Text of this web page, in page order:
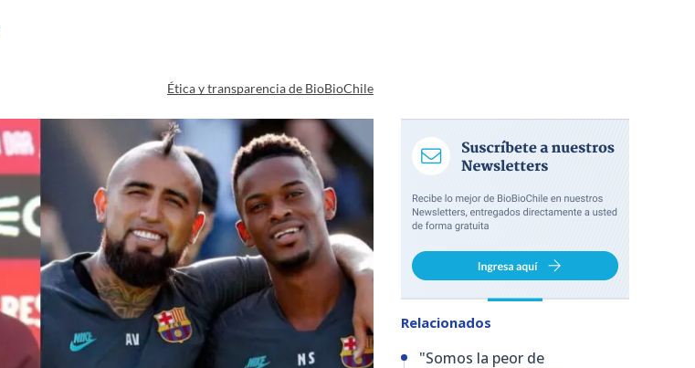
Ética y transparencia de BioBioChile
Relacionados
"Somos la peor de